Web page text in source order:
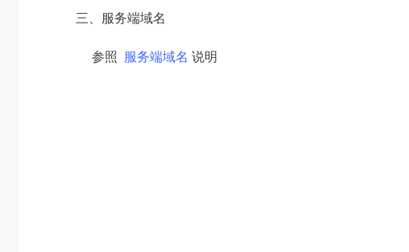
三、服务端域名
参照 服务端域名 说明